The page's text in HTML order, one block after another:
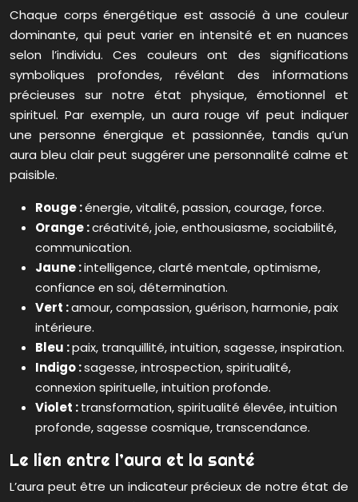
Chaque corps énergétique est associé à une couleur
dominante, qui peut varier en intensité et en nuances
selon l’individu. Ces couleurs ont des significations
symboliques profondes, révélant des informations
précieuses sur notre état physique, émotionnel et
spirituel. Par exemple, un aura rouge vif peut indiquer
une personne énergique et passionnée, tandis qu’un
aura bleu clair peut suggérer une personnalité calme et
paisible.
Rouge :énergie, vitalité, passion, courage, force.
Orange :créativité, joie, enthousiasme, sociabilité,
communication.
Jaune :intelligence, clarté mentale, optimisme,
confiance en soi, détermination.
Vert :amour, compassion, guérison, harmonie, paix
intérieure.
Bleu :paix, tranquillité, intuition, sagesse, inspiration.
Indigo :sagesse, introspection, spiritualité,
connexion spirituelle, intuition profonde.
Violet :transformation, spiritualité élevée, intuition
profonde, sagesse cosmique, transcendance.
Le lien entre l’aura et la santé
L’aura peut être un indicateur précieux de notre état de